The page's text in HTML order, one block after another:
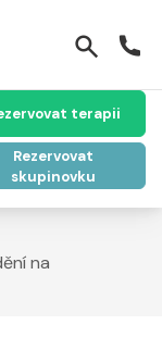
terapii
Rezervovat
skupinovku
na